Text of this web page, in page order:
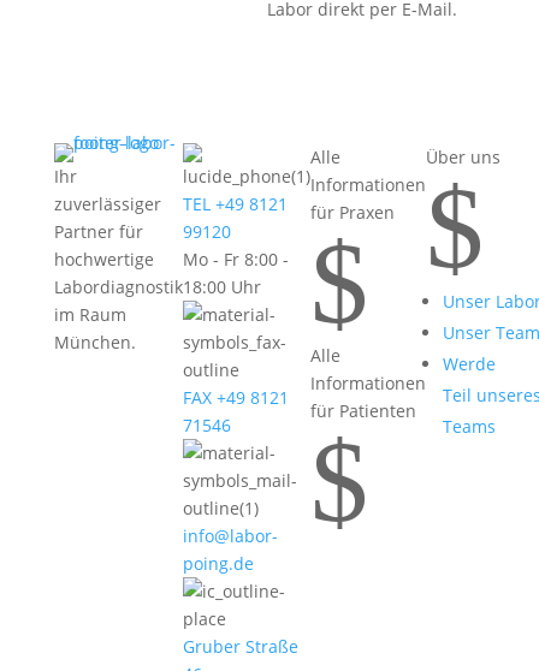
Labor direkt per E-Mail.
Ihr
zuverlässiger
Partner für
hochwertige
Labordiagnostik
im Raum
München.
TEL +49 8121
99120
Mo - Fr 8:00 -
18:00 Uhr
FAX +49 8121
71546
info@labor-
poing.de
Gruber Straße
Alle
Informationen
für Praxen
$
Alle
Informationen
für Patienten
$
Über uns
$
Unser
Unser Team
Werde
Teil
Teams